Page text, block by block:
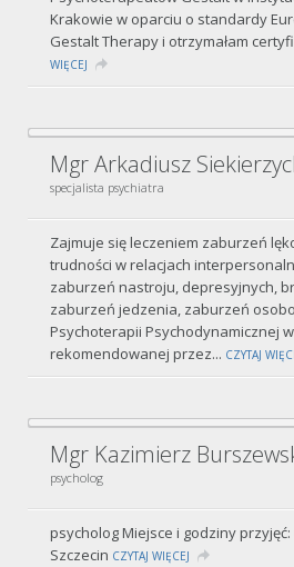
Krakowie w oparciu o standardy
Gestalt Therapy i otrzymałam
WIĘCEJ
Mgr Arkadiusz
specjalista psychiatra
Zajmuje się leczeniem zaburzeń
trudności w relacjach
zaburzeń nastroju, depresyjnych,
zaburzeń jedzenia, zaburzeń
Psychoterapii Psychodynamicznej
rekomendowanej przez... CZYTAJ
Mgr Kazimierz
psycholog
psycholog Miejsce i godziny
Szczecin CZYTAJ WIĘCEJ